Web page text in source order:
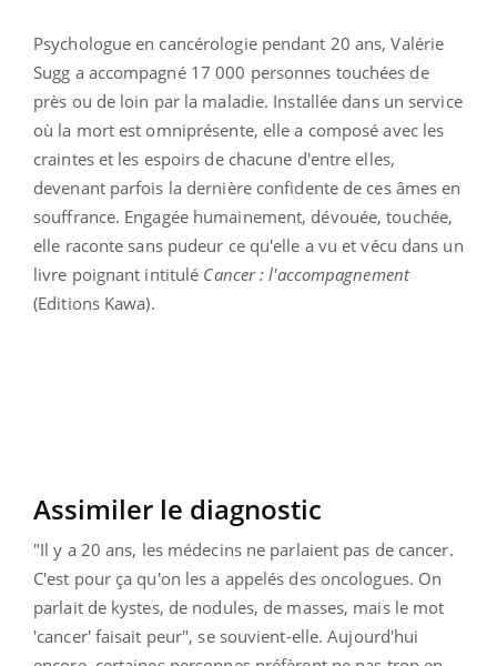
Psychologue en cancérologie pendant 20 ans, Valérie
Sugg a accompagné 17 000 personnes touchées de
près ou de loin par la maladie. Installée dans un service
où la mort est omniprésente, elle a composé avec les
craintes et les espoirs de chacune d'entre elles,
devenant parfois la dernière confidente de ces âmes en
souffrance. Engagée humainement, dévouée, touchée,
elle raconte sans pudeur ce qu'elle a vu et vécu dans un
livre poignant intitulé Cancer : l'accompagnement
(Editions Kawa).
Assimiler le diagnostic
"Il y a 20 ans, les médecins ne parlaient pas de cancer.
C'est pour ça qu'on les a appelés des oncologues. On
parlait de kystes, de nodules, de masses, mais le mot
'cancer' faisait peur", se souvient-elle. Aujourd'hui